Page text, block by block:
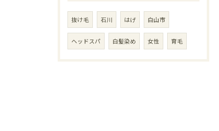
抜け毛 石川 はげ 白山市
ヘッドスパ 白髪染め 女性 育毛